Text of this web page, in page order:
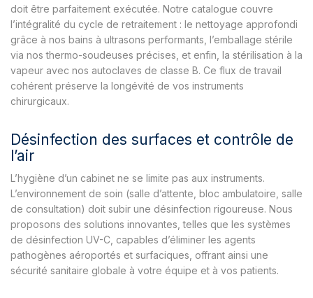
doit être parfaitement exécutée. Notre catalogue couvre
l’intégralité du cycle de retraitement : le nettoyage approfondi
grâce à nos bains à ultrasons performants, l’emballage stérile
via nos thermo-soudeuses précises, et enfin, la stérilisation à la
vapeur avec nos autoclaves de classe B. Ce flux de travail
cohérent préserve la longévité de vos instruments
chirurgicaux.
Désinfection des surfaces et contrôle de
l’air
L’hygiène d’un cabinet ne se limite pas aux instruments.
L’environnement de soin (salle d’attente, bloc ambulatoire, salle
de consultation) doit subir une désinfection rigoureuse. Nous
proposons des solutions innovantes, telles que les systèmes
de désinfection UV-C, capables d’éliminer les agents
pathogènes aéroportés et surfaciques, offrant ainsi une
sécurité sanitaire globale à votre équipe et à vos patients.